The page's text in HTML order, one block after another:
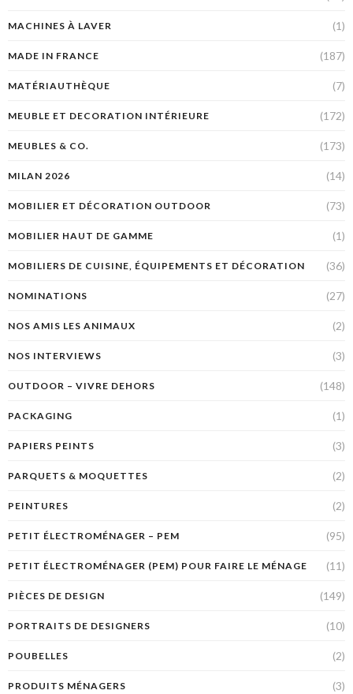
MACHINES À LAVER (1)
MADE IN FRANCE (187)
MATÉRIAUTHÈQUE (7)
MEUBLE ET DECORATION INTÉRIEURE (172)
MEUBLES & CO. (173)
MILAN 2026 (14)
MOBILIER ET DÉCORATION OUTDOOR (73)
MOBILIER HAUT DE GAMME (1)
MOBILIERS DE CUISINE, ÉQUIPEMENTS ET DÉCORATION (36)
NOMINATIONS (27)
NOS AMIS LES ANIMAUX (2)
NOS INTERVIEWS (3)
OUTDOOR – VIVRE DEHORS (148)
PACKAGING (1)
PAPIERS PEINTS (3)
PARQUETS & MOQUETTES (2)
PEINTURES (2)
PETIT ÉLECTROMÉNAGER – PEM (95)
PETIT ÉLECTROMÉNAGER (PEM) POUR FAIRE LE MÉNAGE (11)
PIÈCES DE DESIGN (149)
PORTRAITS DE DESIGNERS (10)
POUBELLES (2)
PRODUITS MÉNAGERS (3)